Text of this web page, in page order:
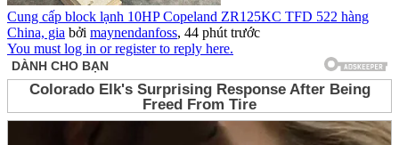
Cung cấp block lạnh 10HP Copeland ZR125KC TFD 522 hàng
China, gia bởi maynendanfoss, 44 phút trước
You must log in or register to reply here.